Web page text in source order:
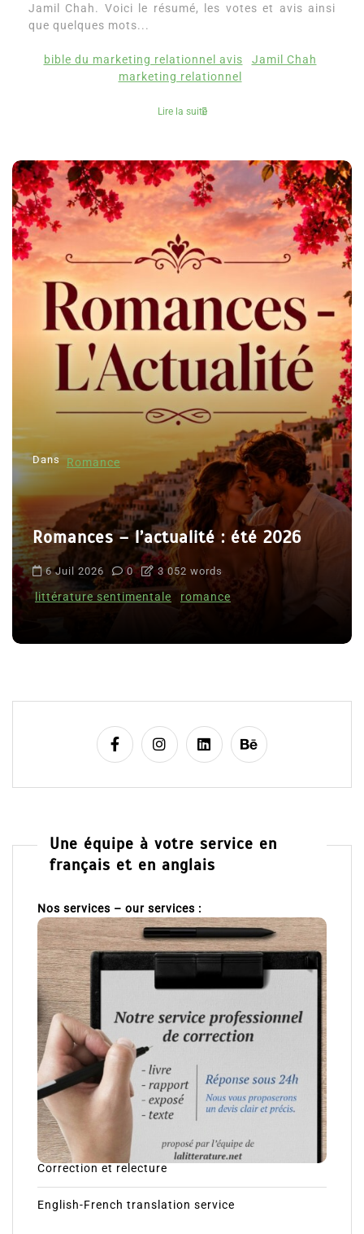
Jamil Chah. Voici le résumé, les votes et avis ainsi
que quelques mots...
bible du marketing relationnel avis
Jamil Chah
marketing relationnel
Lire la suite
Dans Romance
Romances – l’actualité : été 2026
6 Juil 2026 0 3 052 words
littérature sentimentale romance
Une équipe à votre service en
français et en anglais
Nos services – our services :
Correction et relecture
English-French translation service